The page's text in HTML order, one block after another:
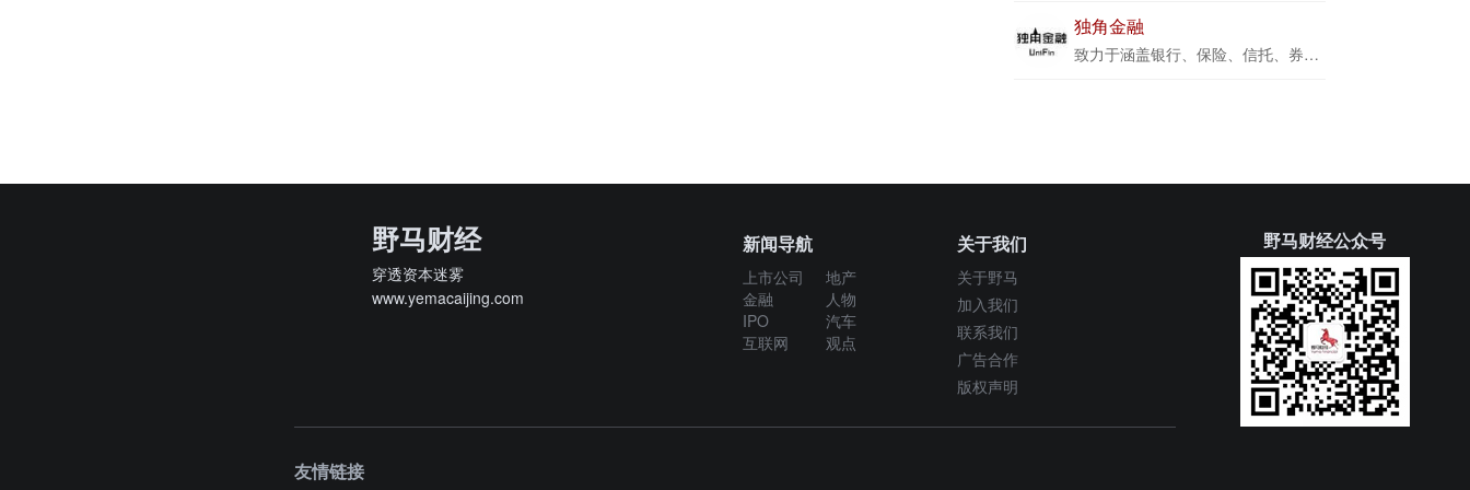
独角金融
致力于涵盖银行、保险、信托、券商、基金、期货、互联网金融等大金融领域的报道，以独家视角观察金融，拆解市场，穿透迷雾。
野马财经
穿透资本迷雾
www.yemacaijing.com
新闻导航
上市公司
金融
IPO
互联网
地产
人物
汽车
观点
关于我们
关于野马
加入我们
联系我们
广告合作
版权声明
野马财经公众号
友情链接